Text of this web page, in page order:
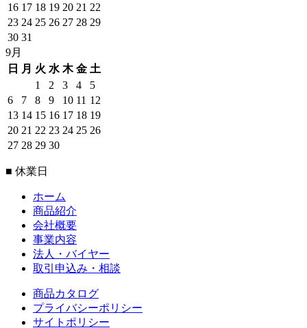
16 17 18 19 20 21 22
23 24 25 26 27 28 29
30 31
9月
日
月 火 水 木 金 土
1
2 3 4
5
6
7 8 9 10 11 12
13 14 15 16 17 18 19
20 21 22 23 24 25 26
27 28 29 30
■ 休業日
ホーム
商品紹介
会社概要
事業内容
法人・バイヤー
取引申込み・相談
商品カタログ
プライバシーポリシー
サイトポリシー